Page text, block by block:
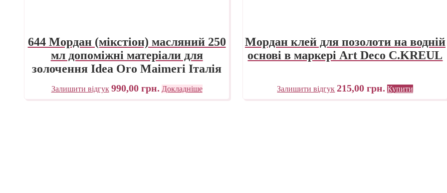
644 Мордан (мікстіон) масляний 250
мл допоміжні матеріали для
золочення Idea Oro Maimeri Італія
Залишити відгук 990,00 грн. Докладніше
Мордан клей для позолоти на водній
основі в маркері Art Deco C.KREUL
Залишити відгук 215,00грн. Купити